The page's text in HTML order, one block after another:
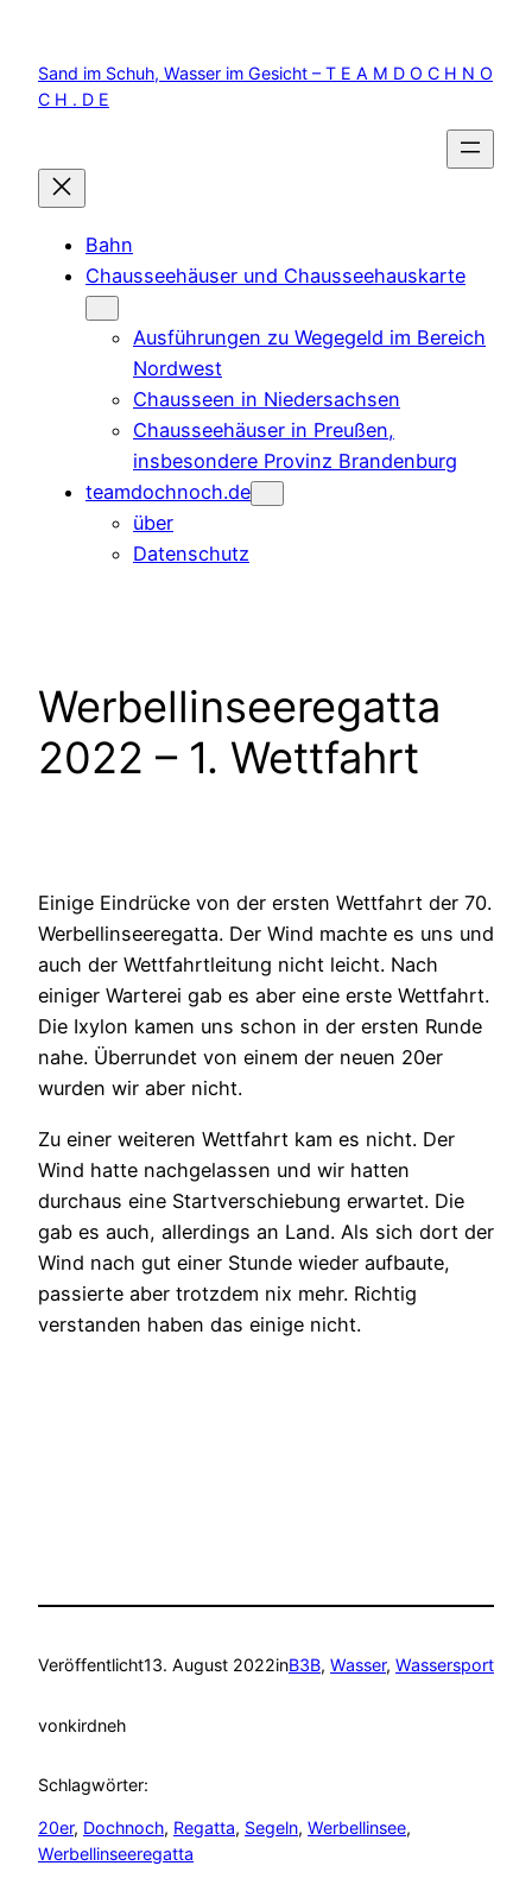
springen
Sand im Schuh, Wasser im Gesicht – T E A M D O C H N O
C H . D E
Bahn
Chausseehäuser und Chausseehauskarte
Ausführungen zu Wegegeld im Bereich
Nordwest
Chausseen in Niedersachsen
Chausseehäuser in Preußen,
insbesondere Provinz Brandenburg
teamdochnoch.de
über
Datenschutz
Werbellinseeregatta
2022 – 1. Wettfahrt
Einige Eindrücke von der ersten Wettfahrt der 70.
Werbellinseeregatta. Der Wind machte es uns und
auch der Wettfahrtleitung nicht leicht. Nach
einiger Warterei gab es aber eine erste Wettfahrt.
Die Ixylon kamen uns schon in der ersten Runde
nahe. Überrundet von einem der neuen 20er
wurden wir aber nicht.
Zu einer weiteren Wettfahrt kam es nicht. Der
Wind hatte nachgelassen und wir hatten
durchaus eine Startverschiebung erwartet. Die
gab es auch, allerdings an Land. Als sich dort der
Wind nach gut einer Stunde wieder aufbaute,
passierte aber trotzdem nix mehr. Richtig
verstanden haben das einige nicht.
Veröffentlicht13. August 2022inB3B, Wasser, Wassersport
vonkirdneh
Schlagwörter:
20er, Dochnoch, Regatta, Segeln, Werbellinsee
Werbellinseeregatta